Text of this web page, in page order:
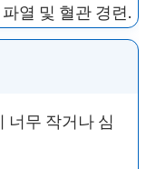
열 및 혈관 경련.
너무 작거나 심